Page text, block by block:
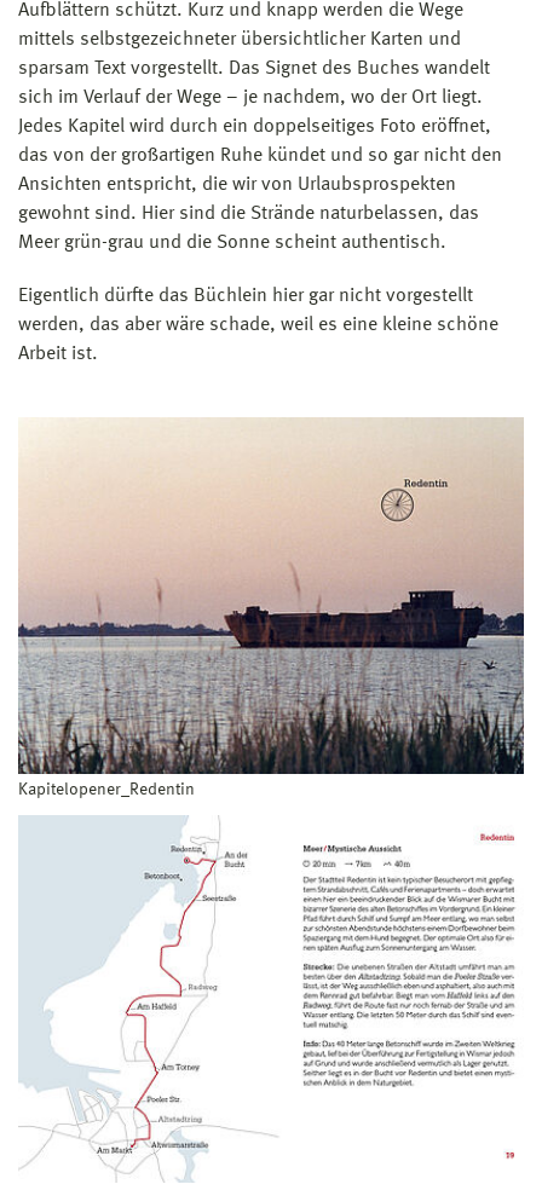
Aufblättern schützt. Kurz und knapp werden die Wege
mittels selbstgezeichneter übersichtlicher Karten und
sparsam Text vorgestellt. Das Signet des Buches wandelt
sich im Verlauf der Wege – je nachdem, wo der Ort liegt.
Jedes Kapitel wird durch ein doppelseitiges Foto eröffnet,
das von der großartigen Ruhe kündet und so gar nicht den
Ansichten entspricht, die wir von Urlaubsprospekten
gewohnt sind. Hier sind die Strände naturbelassen, das
Meer grün-grau und die Sonne scheint authentisch.
Eigentlich dürfte das Büchlein hier gar nicht vorgestellt
werden, das aber wäre schade, weil es eine kleine schöne
Arbeit ist.
Kapitelopener_Redentin